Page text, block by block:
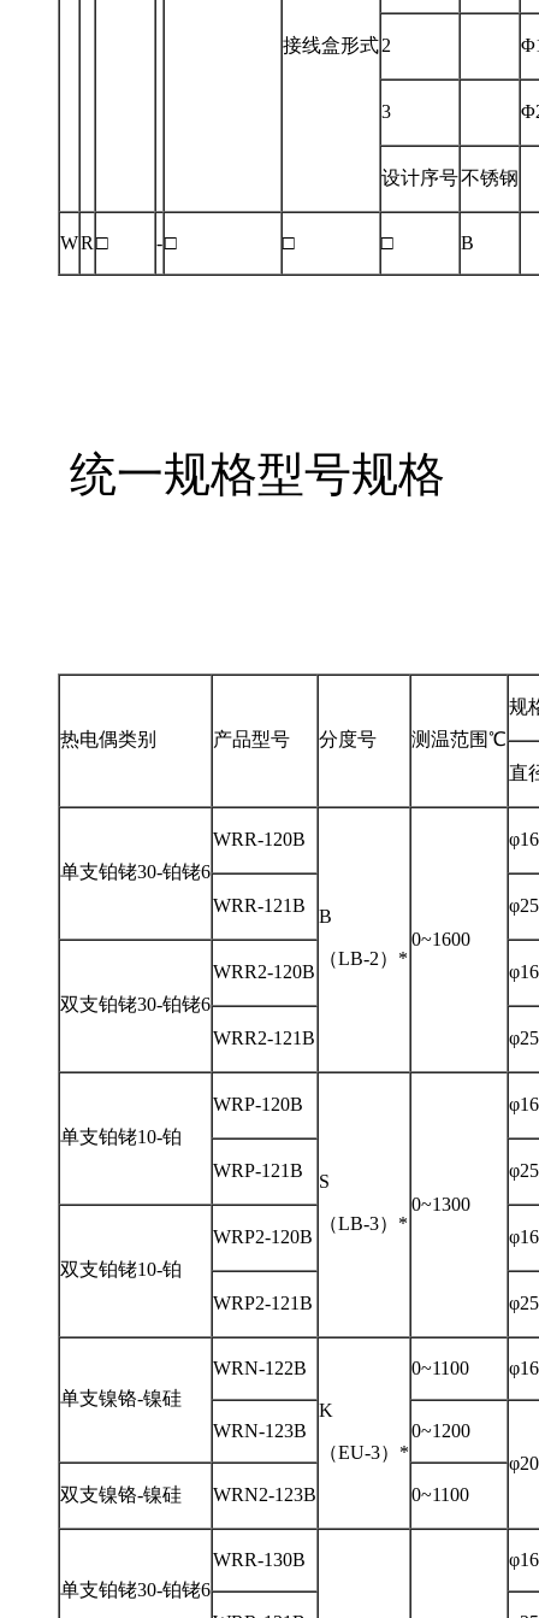
接线盒形式2
3
设计序号不锈钢
WR □ -□ □ □ B
统一规格型号规格
热电偶类别 产品型号 分度号 测温范围℃
规
直
单支铂铑30-铂铑6
WRR-120B
B
（LB-2）*
0~1600
φ16
WRR-121B φ25
双支铂铑30-铂铑6
WRR2-120B φ16
WRR2-121B φ25
单支铂铑10-铂
WRP-120B
S
（LB-3）*
0~1300
φ16
WRP-121B φ25
双支铂铑10-铂
WRP2-120B φ16
WRP2-121B φ25
单支镍铬-镍硅
WRN-122B
K
（EU-3）*
0~1100 φ16
WRN-123B
0~1200
φ20
双支镍铬-镍硅
WRN2-123B 0~1100
单支铂铑30-铂铑6
WRR-130B φ16